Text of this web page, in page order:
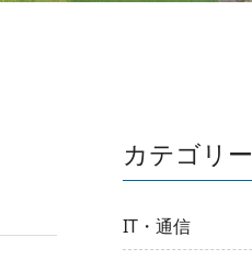
カテゴリー
IT・通信